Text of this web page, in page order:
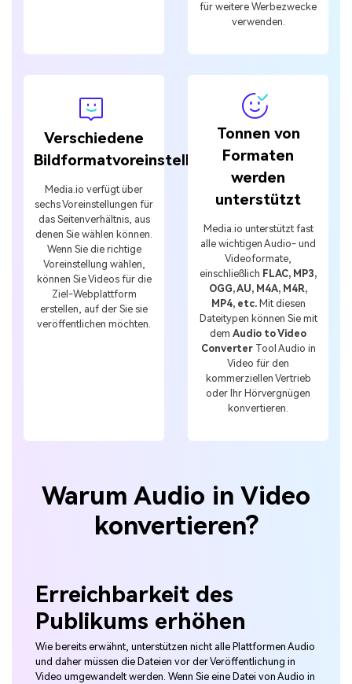
für weitere Werbezwecke
verwenden.
Verschiedene
Bildformatvoreinstellungen
Media.io verfügt über
sechs Voreinstellungen für
das Seitenverhältnis, aus
denen Sie wählen können.
Wenn Sie die richtige
Voreinstellung wählen,
können Sie Videos für die
Ziel-Webplattform
erstellen, auf der Sie sie
veröffentlichen möchten.
Tonnen von
Formaten
werden
unterstützt
Media.io unterstützt fast
alle wichtigen Audio- und
Videoformate,
einschließlich FLAC, MP3,
OGG, AU, M4A, M4R,
MP4, etc. Mit diesen
Dateitypen können Sie mit
dem Audio to Video
Converter Tool Audio in
Video für den
kommerziellen Vertrieb
oder Ihr Hörvergnügen
konvertieren.
Warum Audio in Video
konvertieren?
Erreichbarkeit des
Publikums erhöhen
Wie bereits erwähnt, unterstützen nicht alle Plattformen Audio
und daher müssen die Dateien vor der Veröffentlichung in
Video umgewandelt werden. Wenn Sie eine Datei von Audio in